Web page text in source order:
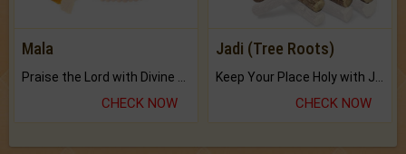
Mala
Praise the Lord with Divine Energies of Mala.
CHECK NOW
Jadi (Tree Roots)
Keep Your Place Holy with Jadi.
CHECK NOW